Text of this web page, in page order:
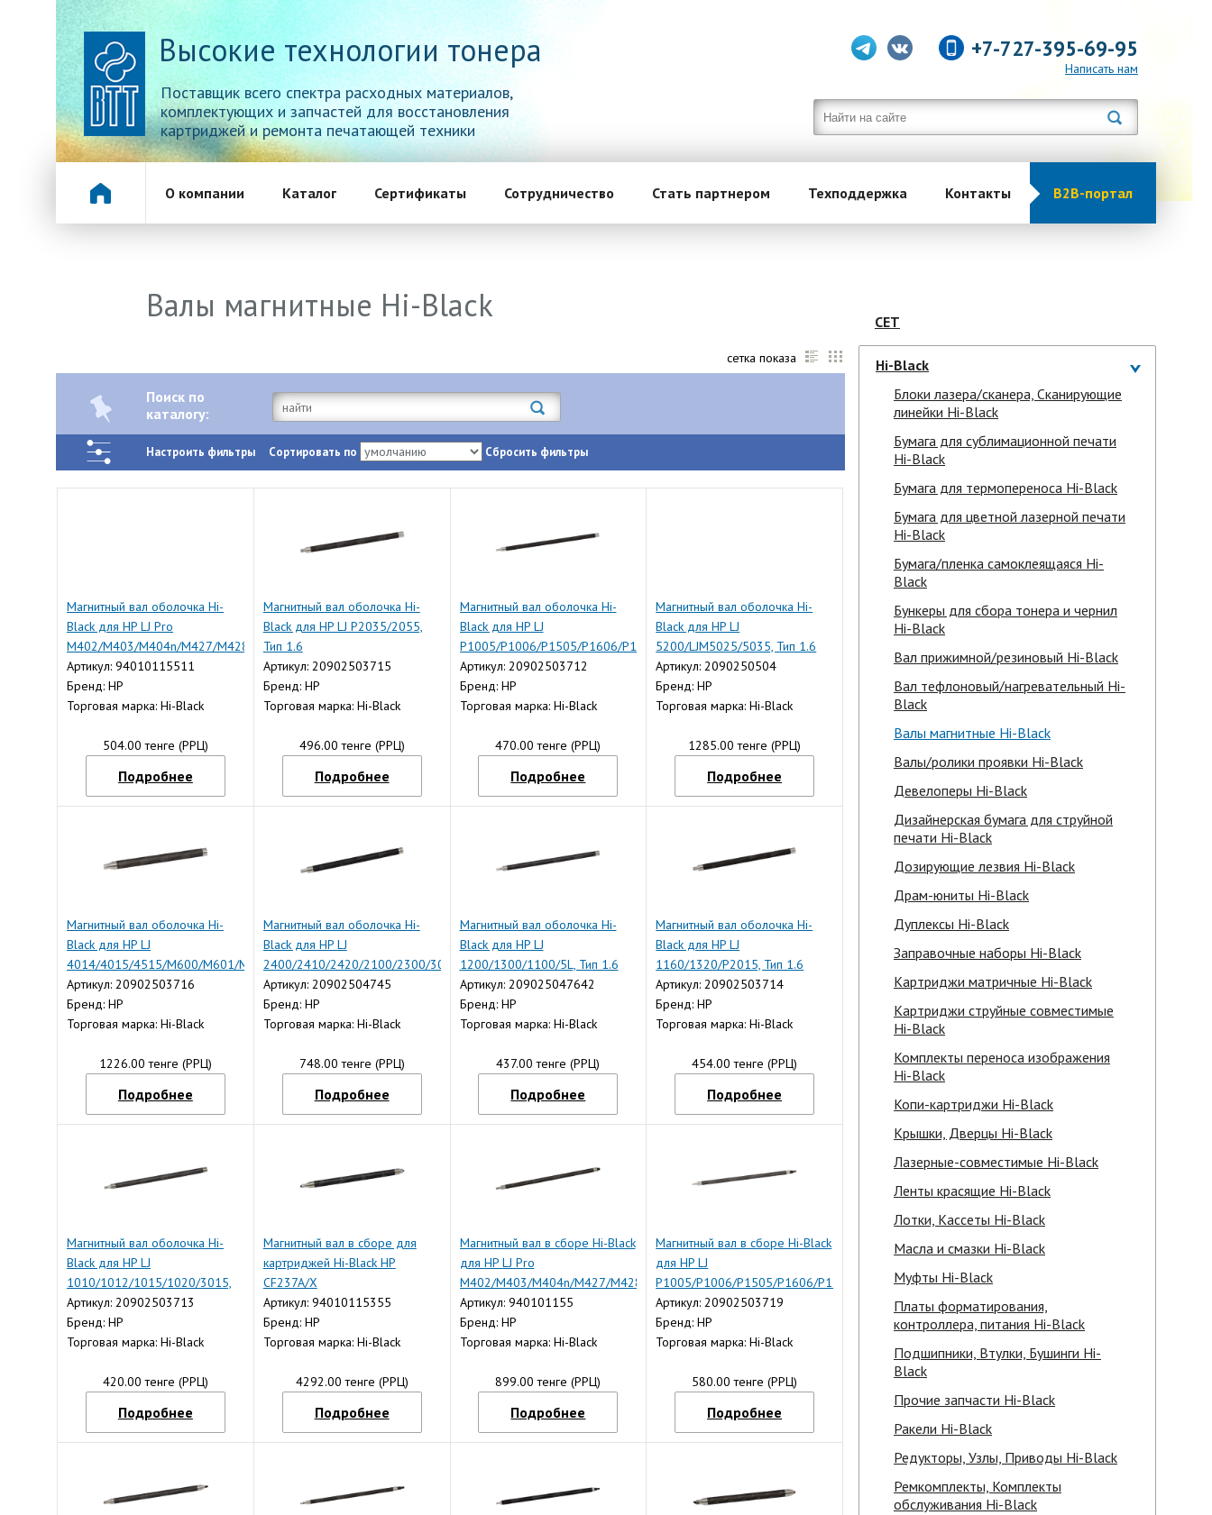
Высокие технологии тонера
Поставщик всего спектра расходных материалов,
комплектующих и запчастей для восстановления
картриджей и ремонта печатающей техники
+7-727-395-69-95
Написать нам
О компании Каталог Сертификаты Сотрудничество Стать партнером Техподдержка Контакты B2B-портал
Валы магнитные Hi-Black
сетка показа
Поиск по
каталогу:
Настроить фильтры Сортировать по Сбросить фильтры
Магнитный вал оболочка Hi-
Black для HP LJ Pro
M402/M403/M404n/M427/M428dw/M506/M527,
Тип 1.4
Артикул: 94010115511
Бренд: HP
Торговая марка: Hi-Black
504.00 тенге (РРЦ)
Подробнее
Магнитный вал оболочка Hi-
Black для HP LJ P2035/2055,
Тип 1.6
Артикул: 20902503715
Бренд: HP
Торговая марка: Hi-Black
496.00 тенге (РРЦ)
Подробнее
Магнитный вал оболочка Hi-
Black для HP LJ
P1005/P1006/P1505/P1606/P1566/P1102,
Тип 1.6
Артикул: 20902503712
Бренд: HP
Торговая марка: Hi-Black
470.00 тенге (РРЦ)
Подробнее
Магнитный вал оболочка Hi-
Black для HP LJ
5200/LJM5025/5035, Тип 1.6
Артикул: 2090250504
Бренд: HP
Торговая марка: Hi-Black
1285.00 тенге (РРЦ)
Подробнее
Магнитный вал оболочка Hi-
Black для HP LJ
4014/4015/4515/M600/M601/M602/M603/M4555,
Тип 1.6
Артикул: 20902503716
Бренд: HP
Торговая марка: Hi-Black
1226.00 тенге (РРЦ)
Подробнее
Магнитный вал оболочка Hi-
Black для HP LJ
2400/2410/2420/2100/2300/3005/3015/4000,
Тип 1.6
Артикул: 20902504745
Бренд: HP
Торговая марка: Hi-Black
748.00 тенге (РРЦ)
Подробнее
Магнитный вал оболочка Hi-
Black для HP LJ
1200/1300/1100/5L, Тип 1.6
Артикул: 209025047642
Бренд: HP
Торговая марка: Hi-Black
437.00 тенге (РРЦ)
Подробнее
Магнитный вал оболочка Hi-
Black для HP LJ
1160/1320/P2015, Тип 1.6
Артикул: 20902503714
Бренд: HP
Торговая марка: Hi-Black
454.00 тенге (РРЦ)
Подробнее
Магнитный вал оболочка Hi-
Black для HP LJ
1010/1012/1015/1020/3015,
Тип 1.6
Артикул: 20902503713
Бренд: HP
Торговая марка: Hi-Black
420.00 тенге (РРЦ)
Подробнее
Магнитный вал в сборе для
картриджей Hi-Black HP
CF237A/X
Артикул: 94010115355
Бренд: HP
Торговая марка: Hi-Black
4292.00 тенге (РРЦ)
Подробнее
Магнитный вал в сборе Hi-Black
для HP LJ Pro
M402/M403/M404n/M427/M428dw/M506/M527,
Тип 1.4
Артикул: 940101155
Бренд: HP
Торговая марка: Hi-Black
899.00 тенге (РРЦ)
Подробнее
Магнитный вал в сборе Hi-Black
для HP LJ
P1005/P1006/P1505/P1606/P1566/P1102,
Тип 1.6
Артикул: 20902503719
Бренд: HP
Торговая марка: Hi-Black
580.00 тенге (РРЦ)
Подробнее
CET
Hi-Black
Блоки лазера/сканера, Сканирующие
линейки Hi-Black
Бумага для сублимационной печати
Hi-Black
Бумага для термопереноса Hi-Black
Бумага для цветной лазерной печати
Hi-Black
Бумага/пленка самоклеящаяся Hi-
Black
Бункеры для сбора тонера и чернил
Hi-Black
Вал прижимной/резиновый Hi-Black
Вал тефлоновый/нагревательный Hi-
Black
Валы магнитные Hi-Black
Валы/ролики проявки Hi-Black
Девелоперы Hi-Black
Дизайнерская бумага для струйной
печати Hi-Black
Дозирующие лезвия Hi-Black
Драм-юниты Hi-Black
Дуплексы Hi-Black
Заправочные наборы Hi-Black
Картриджи матричные Hi-Black
Картриджи струйные совместимые
Hi-Black
Комплекты переноса изображения
Hi-Black
Копи-картриджи Hi-Black
Крышки, Дверцы Hi-Black
Лазерные-совместимые Hi-Black
Ленты красящие Hi-Black
Лотки, Кассеты Hi-Black
Масла и смазки Hi-Black
Муфты Hi-Black
Платы форматирования,
контроллера, питания Hi-Black
Подшипники, Втулки, Бушинги Hi-
Black
Прочие запчасти Hi-Black
Ракели Hi-Black
Редукторы, Узлы, Приводы Hi-Black
Ремкомплекты, Комплекты
обслуживания Hi-Black